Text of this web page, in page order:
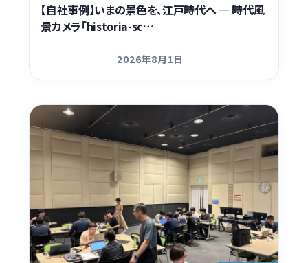
【自社事例】いまの景色を、江戸時代へ ― 時代風
景カメラ「historia-sc…
更新日
2026年8月1日